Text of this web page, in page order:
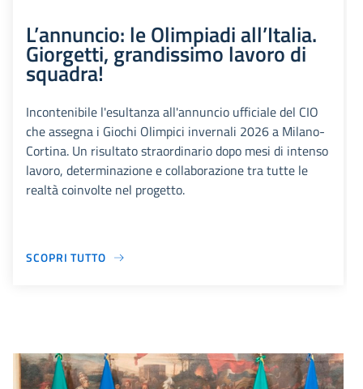
L’annuncio: le Olimpiadi all’Italia.
Giorgetti, grandissimo lavoro di
squadra!
Incontenibile l'esultanza all'annuncio ufficiale del CIO
che assegna i Giochi Olimpici invernali 2026 a Milano-
Cortina. Un risultato straordinario dopo mesi di intenso
lavoro, determinazione e collaborazione tra tutte le
realtà coinvolte nel progetto.
SCOPRI TUTTO